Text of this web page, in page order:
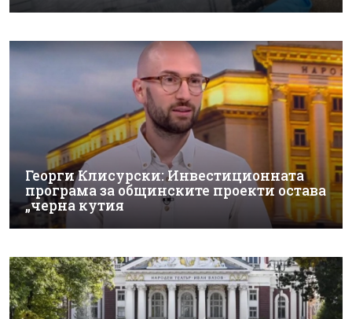
Георги Клисурски: Инвестиционната
програма за общинските проекти остава
„черна кутия